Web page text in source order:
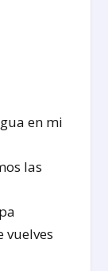
en mi
las
vuelves